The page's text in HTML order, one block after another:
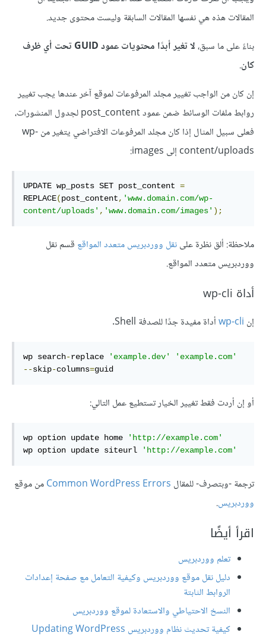
المقالات هذه هي نفسها المقالات السابقة وليست محتوى جديد.
بناءً على ما سبق،
لا تغير أبدًا محتويات عمود GUID تحت أي ظرف
كان.
إن كان من الواجب تغيير مجلد المرفوعات لموقع آخر عندها يجب تغيير
روابط ملفات الوسائط ضمن عمود post_content لجدول المنشورات،
فعلى سبيل المثال إذا كان مجلد المرفوعات الافتراضي يتغير من wp-
content/uploads إلى images:
UPDATE wp_posts SET post_content =
REPLACE(post_content, 'www.domain.com/wp-
content/uploads' , 'www.domain.com/images' );
ملاحظة: ألق نظرة علىنقل ووردبريس متعدد المواقع قسم نقل
ووردبريس متعدد المواقع.
أداة wp-cli
إن wp-cliأداة مفيدة جدًا للصدفة Shell.
wp search-replace 'example.dev'
'example.com'
--skip-columns=guid
أو إن أردت فقط تغيير الخيار تستطيع عمل التالي:
wp option update home
'http://example.com'
wp option update siteurl
'http://example.com'
ترجمة -وبتصرف- للمقال Common WordPress Errorsمن موقع
ووردبريس.
اقرأ أيضًا
تعلم ووردبريس
دليل نقل موقع ووردبريس وكيفية التعامل مع صفحة إعدادات
الروابط الثابتة
النسخ الاحتياطي والاستعادة لموقع ووردبريس
كيفية تحديث نظام ووردبريس Updating WordPress